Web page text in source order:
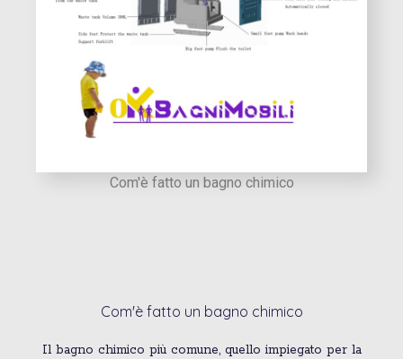
Com'è fatto un bagno chimico
Il bagno chimico più comune, quello impiegato per la
Com'è fatto un bagno chimico